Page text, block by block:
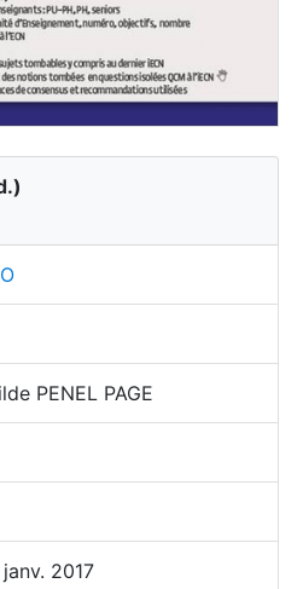
PENEL PAGE
2017